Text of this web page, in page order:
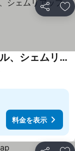
シェア お
料金を表示
FCC アンゴール ブティック ホテル、シェムリアップ
料金を表示